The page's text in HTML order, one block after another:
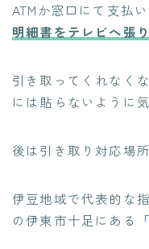
ATMか窓口にて支払い
明細書をテレビへ張
引き取ってくれなく
には貼らないように
後は引き取り対応場
伊豆地域で代表的な
の伊東市十足にある